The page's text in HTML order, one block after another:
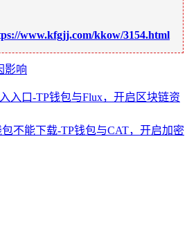
www.kfgjj.com/kkow/3154.html
影响
入口-TP钱包与Flux，开启区块链资
不能下载-TP钱包与CAT，开启加密